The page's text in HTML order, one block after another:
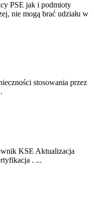
PSE jak i podmioty
nie mogą brać udziału w
stosowania przez
KSE Aktualizacja
. ...